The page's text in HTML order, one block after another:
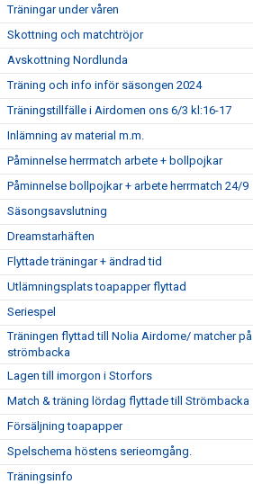
Träningar under våren
Skottning och matchtröjor
Avskottning Nordlunda
Träning och info inför säsongen 2024
Träningstillfälle i Airdomen ons 6/3 kl:16-17
Inlämning av material m.m.
Påminnelse herrmatch arbete + bollpojkar
Påminnelse bollpojkar + arbete herrmatch 24/9
Säsongsavslutning
Dreamstarhäften
Flyttade träningar + ändrad tid
Utlämningsplats toapapper flyttad
Seriespel
Träningen flyttad till Nolia Airdome/ matcher på
strömbacka
Lagen till imorgon i Storfors
Match & träning lördag flyttade till Strömbacka
Försäljning toapapper
Spelschema höstens serieomgång.
Träningsinfo